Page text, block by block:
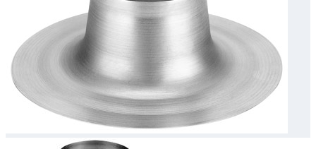
Assortiment
Oplossingen
Downloads